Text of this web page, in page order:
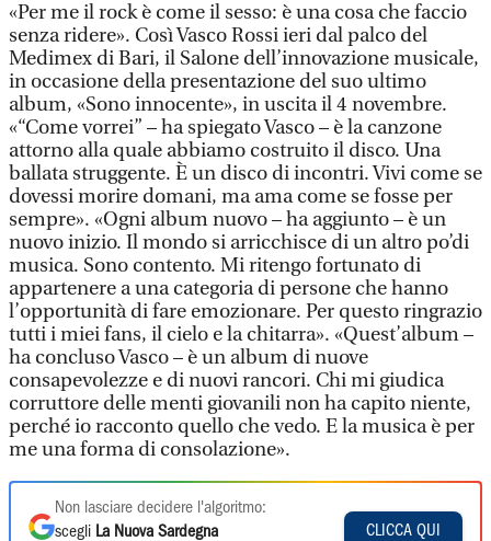
«Per me il rock è come il sesso: è una cosa che faccio
senza ridere». Così Vasco Rossi ieri dal palco del
Medimex di Bari, il Salone dell’innovazione musicale,
in occasione della presentazione del suo ultimo
album, «Sono innocente», in uscita il 4 novembre.
«“Come vorrei” – ha spiegato Vasco – è la canzone
attorno alla quale abbiamo costruito il disco. Una
ballata struggente. È un disco di incontri. Vivi come se
dovessi morire domani, ma ama come se fosse per
sempre». «Ogni album nuovo – ha aggiunto – è un
nuovo inizio. Il mondo si arricchisce di un altro po’di
musica. Sono contento. Mi ritengo fortunato di
appartenere a una categoria di persone che hanno
l’opportunità di fare emozionare. Per questo ringrazio
tutti i miei fans, il cielo e la chitarra». «Quest’album –
ha concluso Vasco – è un album di nuove
consapevolezze e di nuovi rancori. Chi mi giudica
corruttore delle menti giovanili non ha capito niente,
perché io racconto quello che vedo. E la musica è per
me una forma di consolazione».
Non lasciare decidere l'algoritmo:
scegli La Nuova Sardegna
CLICCA QUI